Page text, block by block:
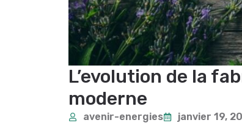
L’evolution de la
moderne
avenir-energies janvier 19,